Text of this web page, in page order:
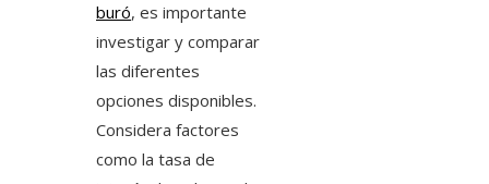
buró, es importante
investigar y comparar
las diferentes
opciones disponibles.
Considera factores
como la tasa de